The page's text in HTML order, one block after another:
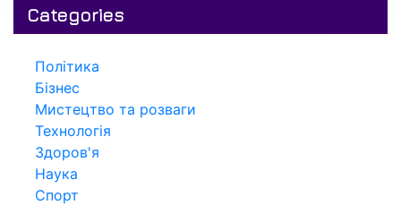
Categories
Політика
Бізнес
Мистецтво та розваги
Технологія
Здоров'я
Наука
Спорт